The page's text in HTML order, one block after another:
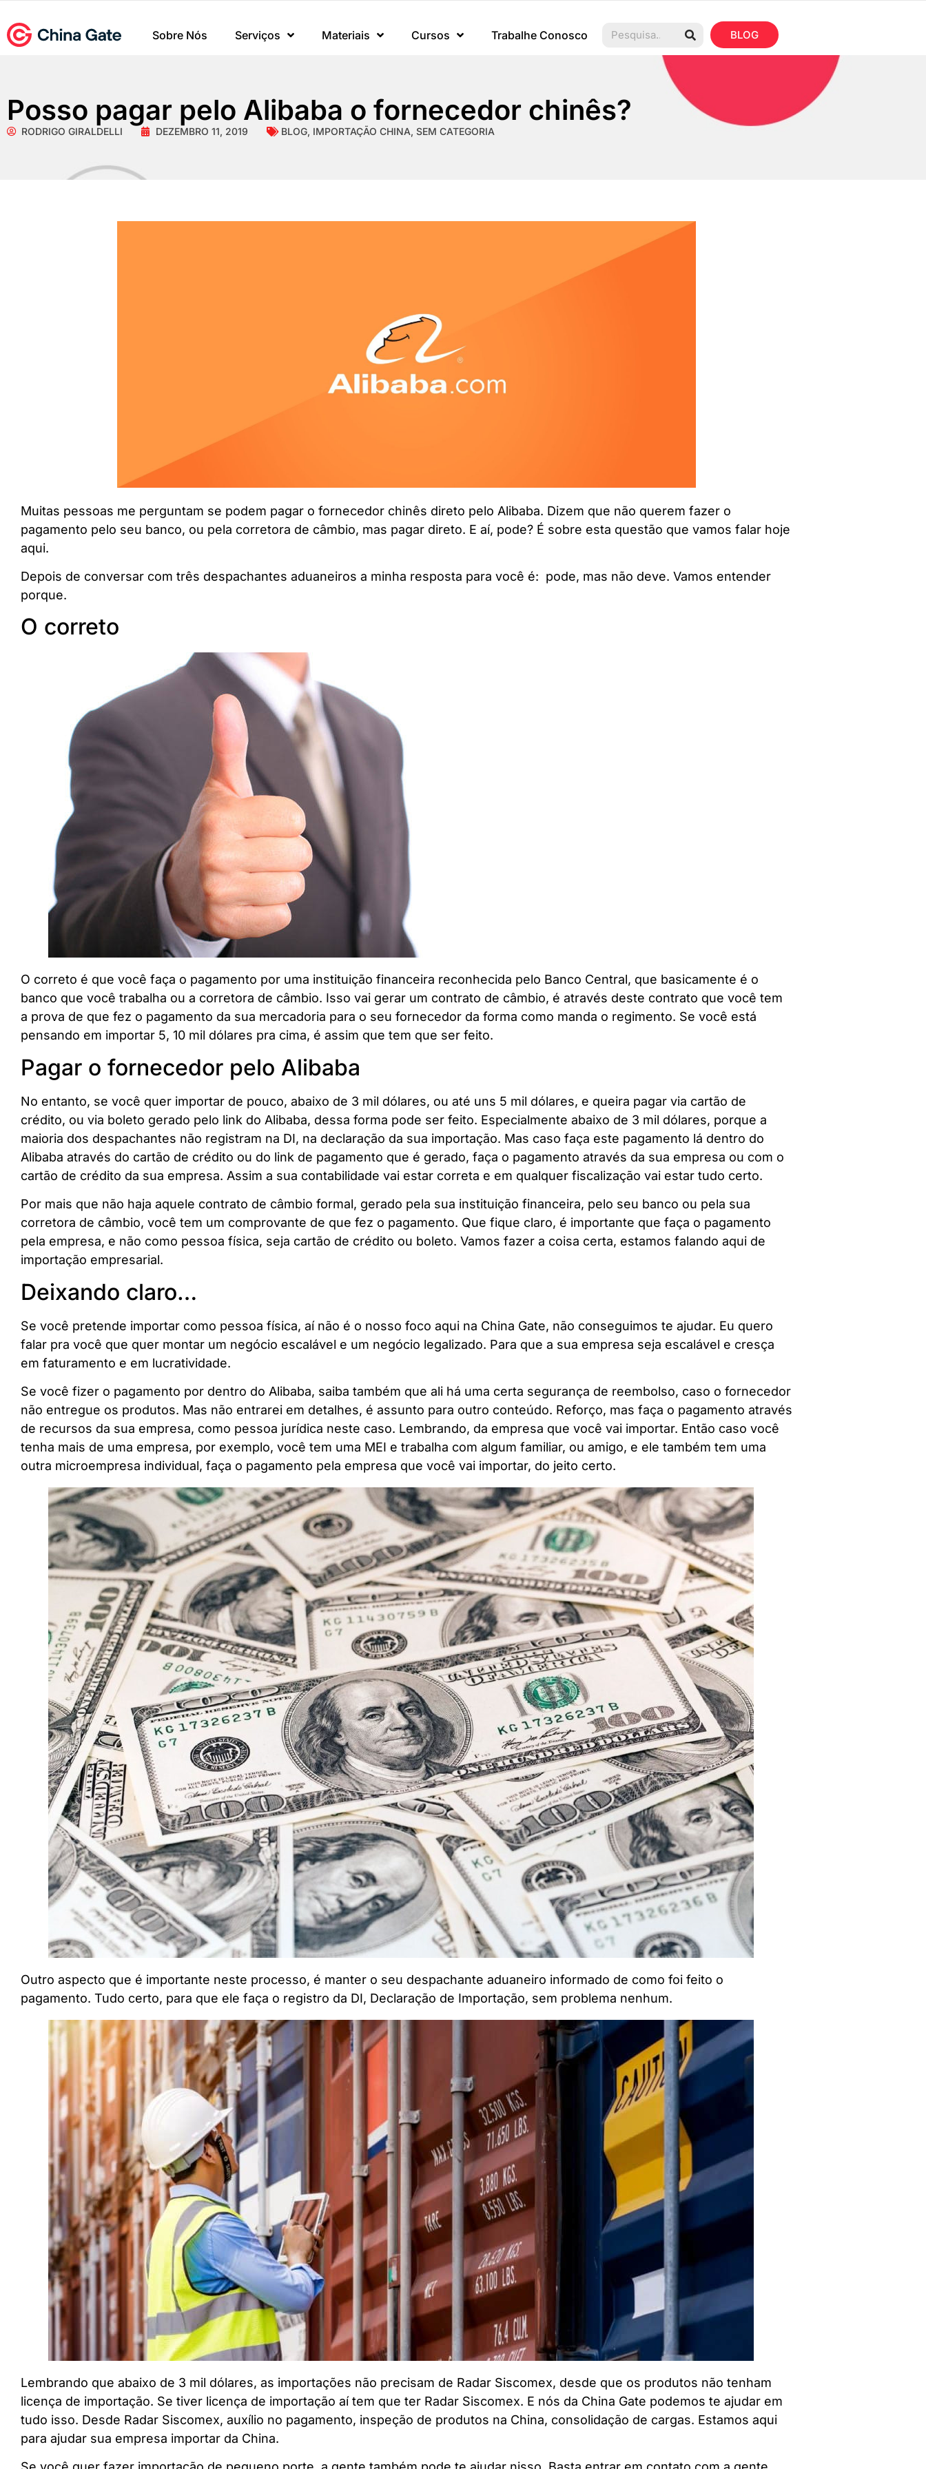
Sobre Nós Serviços Materiais Cursos Trabalhe Conosco BLOG
Posso pagar pelo Alibaba o fornecedor chinês?
RODRIGO GIRALDELLI DEZEMBRO 11, 2019 BLOG, IMPORTAÇÃO CHINA, SEM CATEGORIA
Muitas pessoas me perguntam se podem pagar o fornecedor chinês direto pelo Alibaba. Dizem que não querem fazer o
pagamento pelo seu banco, ou pela corretora de câmbio, mas pagar direto. E aí, pode? É sobre esta questão que vamos falar hoje
aqui.
Depois de conversar com três despachantes aduaneiros a minha resposta para você é: pode, mas não deve. Vamos entender
porque.
O correto
O correto é que você faça o pagamento por uma instituição financeira reconhecida pelo Banco Central, que basicamente é o
banco que você trabalha ou a corretora de câmbio. Isso vai gerar um contrato de câmbio, é através deste contrato que você tem
a prova de que fez o pagamento da sua mercadoria para o seu fornecedor da forma como manda o regimento. Se você está
pensando em importar 5, 10 mil dólares pra cima, é assim que tem que ser feito.
Pagar o fornecedor pelo Alibaba
No entanto, se você quer importar de pouco, abaixo de 3 mil dólares, ou até uns 5 mil dólares, e queira pagar via cartão de
crédito, ou via boleto gerado pelo link do Alibaba, dessa forma pode ser feito. Especialmente abaixo de 3 mil dólares, porque a
maioria dos despachantes não registram na DI, na declaração da sua importação. Mas caso faça este pagamento lá dentro do
Alibaba através do cartão de crédito ou do link de pagamento que é gerado, faça o pagamento através da sua empresa ou com o
cartão de crédito da sua empresa. Assim a sua contabilidade vai estar correta e em qualquer fiscalização vai estar tudo certo.
Por mais que não haja aquele contrato de câmbio formal, gerado pela sua instituição financeira, pelo seu banco ou pela sua
corretora de câmbio, você tem um comprovante de que fez o pagamento. Que fique claro, é importante que faça o pagamento
pela empresa, e não como pessoa física, seja cartão de crédito ou boleto. Vamos fazer a coisa certa, estamos falando aqui de
importação empresarial.
Deixando claro…
Se você pretende importar como pessoa física, aí não é o nosso foco aqui na China Gate, não conseguimos te ajudar. Eu quero
falar pra você que quer montar um negócio escalável e um negócio legalizado. Para que a sua empresa seja escalável e cresça
em faturamento e em lucratividade.
Se você fizer o pagamento por dentro do Alibaba, saiba também que ali há uma certa segurança de reembolso, caso o fornecedor
não entregue os produtos. Mas não entrarei em detalhes, é assunto para outro conteúdo. Reforço, mas faça o pagamento através
de recursos da sua empresa, como pessoa jurídica neste caso. Lembrando, da empresa que você vai importar. Então caso você
tenha mais de uma empresa, por exemplo, você tem uma MEI e trabalha com algum familiar, ou amigo, e ele também tem uma
outra microempresa individual, faça o pagamento pela empresa que você vai importar, do jeito certo.
Outro aspecto que é importante neste processo, é manter o seu despachante aduaneiro informado de como foi feito o
pagamento. Tudo certo, para que ele faça o registro da DI, Declaração de Importação, sem problema nenhum.
Lembrando que abaixo de 3 mil dólares, as importações não precisam de Radar Siscomex, desde que os produtos não tenham
licença de importação. Se tiver licença de importação aí tem que ter Radar Siscomex. E nós da China Gate podemos te ajudar em
tudo isso. Desde Radar Siscomex, auxílio no pagamento, inspeção de produtos na China, consolidação de cargas. Estamos aqui
para ajudar sua empresa importar da China.